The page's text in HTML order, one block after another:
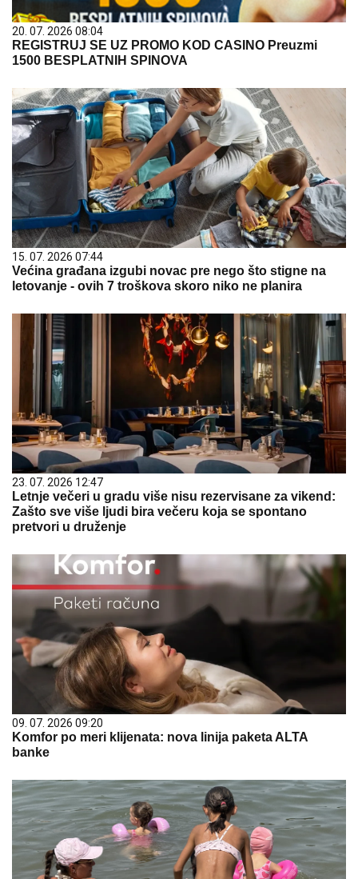
20. 07. 2026 08:04
REGISTRUJ SE UZ PROMO KOD CASINO Preuzmi
1500 BESPLATNIH SPINOVA
15. 07. 2026 07:44
Većina građana izgubi novac pre nego što stigne na
letovanje - ovih 7 troškova skoro niko ne planira
23. 07. 2026 12:47
Letnje večeri u gradu više nisu rezervisane za vikend:
Zašto sve više ljudi bira večeru koja se spontano
pretvori u druženje
09. 07. 2026 09:20
Komfor po meri klijenata: nova linija paketa ALTA
banke